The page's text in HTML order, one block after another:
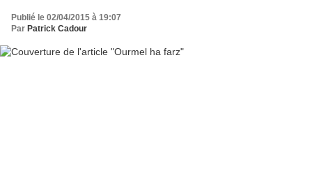
Publié le 02/04/2015 à 19:07
Par Patrick Cadour